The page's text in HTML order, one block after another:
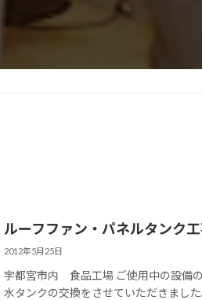
ルーフファン・パネルタンク
2012年5月25日
宇都宮市内 食品工場 ご使用中の設備
水タンクの交換をさせていただきまし